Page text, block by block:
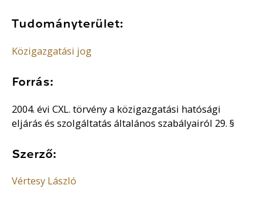
Tudományterület:
Közigazgatási jog
Forrás:
2004. évi CXL. törvény a közigazgatási hatósági
eljárás és szolgáltatás általános szabályairól 29. §
Szerző:
Vértesy László